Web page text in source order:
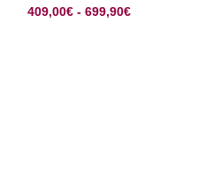
409,00€ - 699,90€